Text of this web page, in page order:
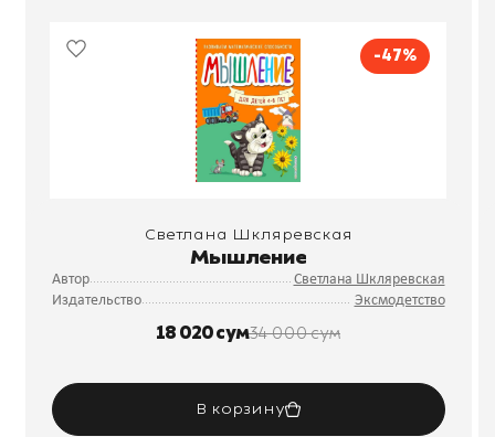
-47%
Светлана Шкляревская
Мышление
Автор
Светлана Шкляревская
Издательство
Эксмодетство
18 020 сум34 000 сум
В корзину